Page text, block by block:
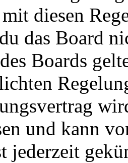
diesen
das Board
Boards
und kann
jederzeit